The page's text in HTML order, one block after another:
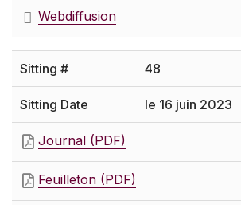
Webdiffusion
48
le 16 juin 2023
Journal (PDF)
Feuilleton (PDF)